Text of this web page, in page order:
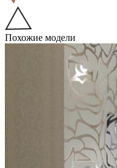
Похожие модели